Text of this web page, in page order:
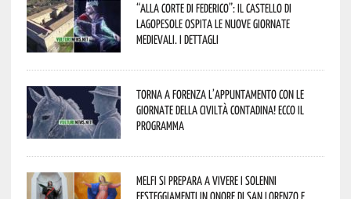
“Alla corte di Federico”: il Castello di
Lagopesole ospita le nuove Giornate
Medievali. I dettagli
Torna a Forenza l’appuntamento con le
Giornate della Civiltà Contadina! Ecco il
programma
Melfi si prepara a vivere i solenni
festeggiamenti in onore di San Lorenzo e